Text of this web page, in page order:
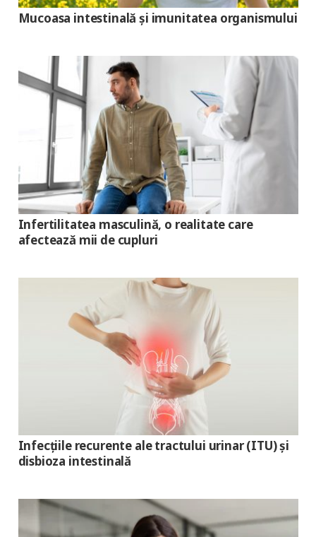
Mucoasa intestinală şi imunitatea organismului
Infertilitatea masculină, o realitate care
afectează mii de cupluri
Infecțiile recurente ale tractului urinar (ITU) și
disbioza intestinală